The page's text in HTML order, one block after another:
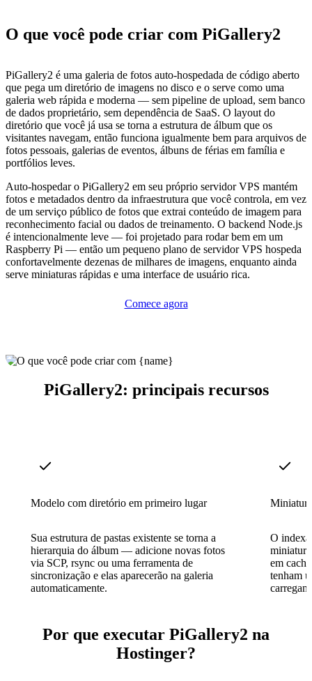
O que você pode criar com PiGallery2
PiGallery2 é uma galeria de fotos auto-hospedada de código aberto
que pega um diretório de imagens no disco e o serve como uma
galeria web rápida e moderna — sem pipeline de upload, sem banco
de dados proprietário, sem dependência de SaaS. O layout do
diretório que você já usa se torna a estrutura de álbum que os
visitantes navegam, então funciona igualmente bem para arquivos de
fotos pessoais, galerias de eventos, álbuns de férias em família e
portfólios leves.
Auto-hospedar o PiGallery2 em seu próprio servidor VPS mantém
fotos e metadados dentro da infraestrutura que você controla, em vez
de um serviço público de fotos que extrai conteúdo de imagem para
reconhecimento facial ou dados de treinamento. O backend Node.js
é intencionalmente leve — foi projetado para rodar bem em um
Raspberry Pi — então um pequeno plano de servidor VPS hospeda
confortavelmente dezenas de milhares de imagens, enquanto ainda
serve miniaturas rápidas e uma interface de usuário rica.
Comece agora
PiGallery2: principais recursos
Modelo com diretório em primeiro lugar
Sua estrutura de pastas existente se torna a
hierarquia do álbum — adicione novas fotos
via SCP, rsync ou uma ferramenta de
sincronização e elas aparecerão na galeria
automaticamente.
O
em
tenham
Por que executar PiGallery2 na
Hostinger?